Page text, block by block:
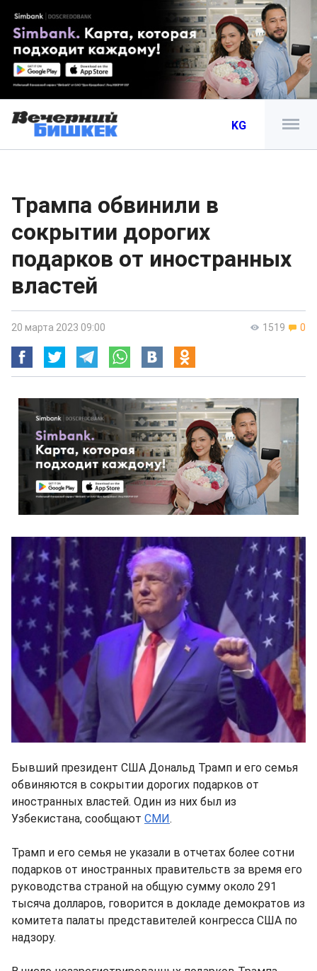
KG
Трампа обвинили в
сокрытии дорогих
подарков от иностранных
властей
1519 0
20 марта 2023 09:00
Бывший президент США Дональд Трамп и его семья
обвиняются в сокрытии дорогих подарков от
иностранных властей. Один из них был из
Узбекистана, сообщают СМИ.
Трамп и его семья не указали в отчетах более сотни
подарков от иностранных правительств за время его
руководства страной на общую сумму около 291
тысяча долларов, говорится в докладе демократов из
комитета палаты представителей конгресса США по
надзору.